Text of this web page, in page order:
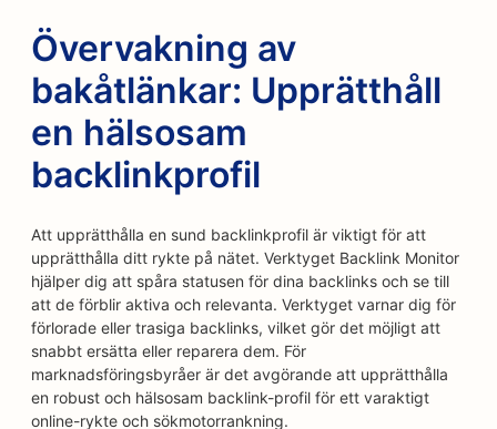
Övervakning av
bakåtlänkar: Upprätthåll
en hälsosam
backlinkprofil
Att upprätthålla en sund backlinkprofil är viktigt för att
upprätthålla ditt rykte på nätet. Verktyget Backlink Monitor
hjälper dig att spåra statusen för dina backlinks och se till
att de förblir aktiva och relevanta. Verktyget varnar dig för
förlorade eller trasiga backlinks, vilket gör det möjligt att
snabbt ersätta eller reparera dem. För
marknadsföringsbyråer är det avgörande att upprätthålla
en robust och hälsosam backlink-profil för ett varaktigt
online-rykte och sökmotorrankning.